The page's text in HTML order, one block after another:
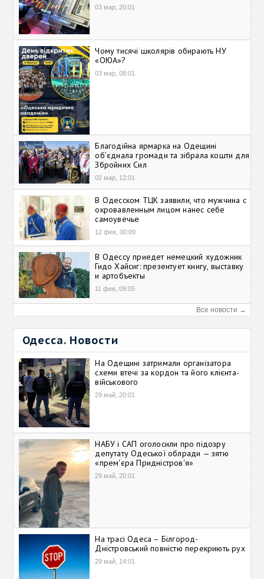
03 мар, 20:01
Чому тисячі школярів обирають НУ
«ОЮА»?
03 мар, 08:01
Благодійна ярмарка на Одещині
об’єднала громади та зібрала кошти для
Збройних Сил
02 мар, 12:01
В Одесском ТЦК заявили, что мужчина с
окровавленным лицом нанес себе
самоувечье
12 фев, 00:09
В Одессу приедет немецкий художник
Гидо Хайсиг: презентует книгу, выставку
и артобъекты
11 фев, 09:05
Все новости →
Одесса. Новости
На Одещині затримали організатора
схеми втечі за кордон та його клієнта-
військового
29 май, 20:01
НАБУ і САП оголосили про підозру
депутату Одеської облради — зятю
«прем'єра Придністров'я»
29 май, 20:01
На трасі Одеса – Білгород-
Дністровський повністю перекриють рух
29 май, 14:01